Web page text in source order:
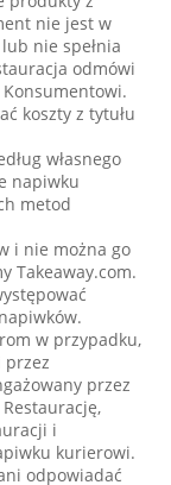
nie jest w
nie spełnia
odmówi
koszty z tytułu
własnego
napiwku
metod
i nie można go
Takeaway.com.
w przypadku,
przez
przez
i
kurierowi.
odpowiadać